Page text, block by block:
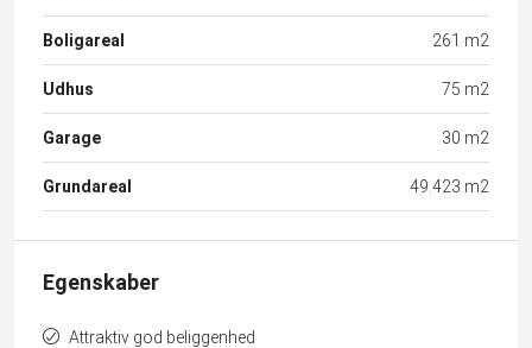
Boligareal 261 m2
Udhus 75 m2
Garage 30 m2
Grundareal 49.423 m2
Egenskaber
Attraktiv god beliggenhed